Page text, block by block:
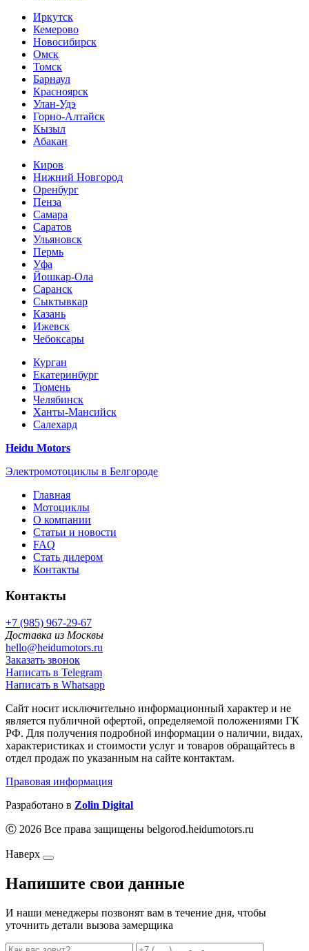
Иркутск
Кемерово
Новосибирск
Омск
Томск
Барнаул
Красноярск
Улан-Удэ
Горно-Алтайск
Кызыл
Абакан
Киров
Нижний Новгород
Оренбург
Пенза
Самара
Саратов
Ульяновск
Пермь
Уфа
Йошкар-Ола
Саранск
Сыктывкар
Казань
Ижевск
Чебоксары
Курган
Екатеринбург
Тюмень
Челябинск
Ханты-Мансийск
Салехард
Heidu Motors
Электромотоциклы в Белгороде
Главная
Мотоциклы
О компании
Статьи и новости
FAQ
Стать дилером
Контакты
Контакты
+7 (985) 967-29-67
Доставка из Москвы
hello@heidumotors.ru
Заказать звонок
Написать в Telegram
Написать в Whatsapp
Сайт носит исключительно информационный характер и не
является публичной офертой, определяемой положениями ГК
РФ. Для получения подробной информации о наличии, видах,
характеристиках и стоимости услуг и товаров обращайтесь в
отдел продаж по указанным на сайте контактам.
Правовая информация
Разработано в Zolin Digital
Ⓒ 2026 Все права защищены belgorod.heidumotors.ru
Наверх
Напишите свои данные
И наши менеджеры позвонят вам в течение дня, чтобы
уточнить детали вызова замерщика